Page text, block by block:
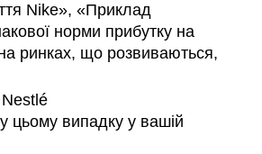
Nike», «Приклад
норми прибутку на
ринках, що розвиваються,
Nestlé
цьому випадку у вашій